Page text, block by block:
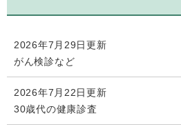
あり
文字サイズ
背景色
2026年7月29日更新
がん検診など
2026年7月22日更新
30歳代の健康診査